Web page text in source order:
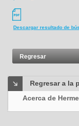
Descargar resultado de
Regresar
Regresar a la
Acerca de